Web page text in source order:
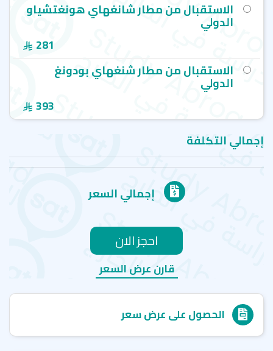
تعلمك هو الأولوية المطلقة. المعهد ينحصر عمله في
تدريس اللغة الصينية حصريًا، مما يعني عدم الانشغال
بلغات أو خدمات إضافية.
الاستقبال من مطار شانغهاي هونغتشياو
الدولي
281
الاستقبال من مطار شنغهاي بودونغ
الدولي
393
إجمالي التكلفة
إجمالي السعر
احجز الان
قارن عرض السعر
الحصول على عرض سعر